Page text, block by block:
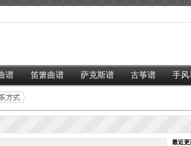
谱 笛箫曲谱 萨克斯谱 古筝谱 手风
最近更